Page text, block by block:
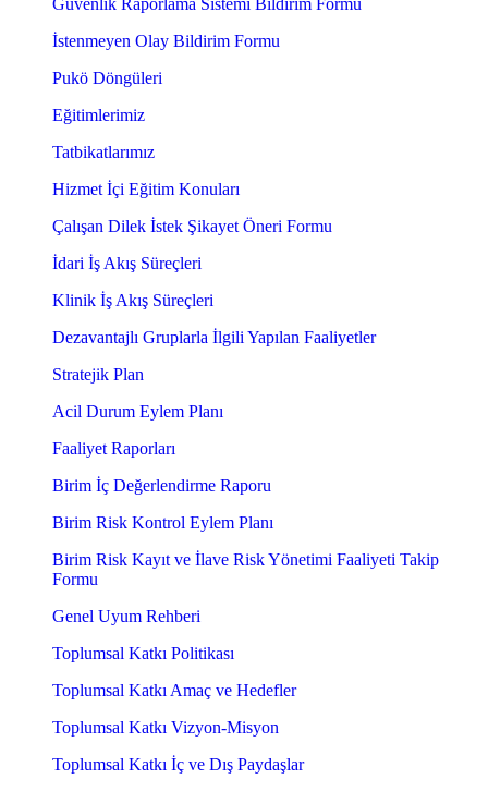
Güvenlik Raporlama Sistemi Bildirim Formu
İstenmeyen Olay Bildirim Formu
Pukö Döngüleri
Eğitimlerimiz
Tatbikatlarımız
Hizmet İçi Eğitim Konuları
Çalışan Dilek İstek Şikayet Öneri Formu
İdari İş Akış Süreçleri
Klinik İş Akış Süreçleri
Dezavantajlı Gruplarla İlgili Yapılan Faaliyetler
Stratejik Plan
Acil Durum Eylem Planı
Faaliyet Raporları
Birim İç Değerlendirme Raporu
Birim Risk Kontrol Eylem Planı
Birim Risk Kayıt ve İlave Risk Yönetimi Faaliyeti Takip
Formu
Genel Uyum Rehberi
Toplumsal Katkı Politikası
Toplumsal Katkı Amaç ve Hedefler
Toplumsal Katkı Vizyon-Misyon
Toplumsal Katkı İç ve Dış Paydaşlar